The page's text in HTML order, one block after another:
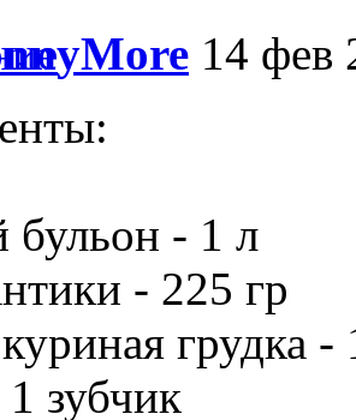
14 фев
- 1 л
- 225 гр
грудка -
зубчик